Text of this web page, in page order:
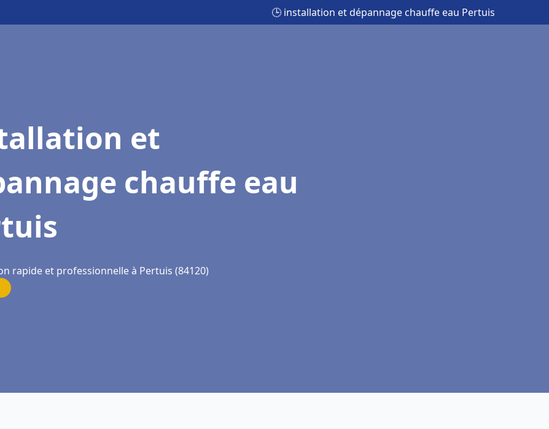
🕒 installation et dépannage chauffe eau Pertuis
et
chauffe eau
rapide et professionnelle à Pertuis (84120)